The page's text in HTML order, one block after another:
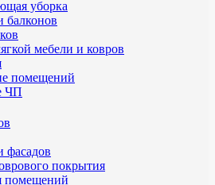
уборка
балконов
мебели и ковров
помещений
ЧП
фасадов
покрытия
помещений